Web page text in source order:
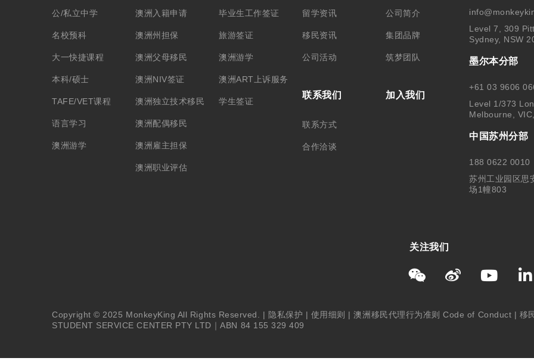
公/私立中学
名校预科
大一快捷课程
本科/硕士
TAFE/VET课程
语言学习
澳洲游学
澳洲入籍申请
澳洲州担保
澳洲父母移民
澳洲NIV签证
澳洲独立技术移民
澳洲配偶移民
澳洲雇主担保
澳洲职业评估
毕业生工作签证
旅游签证
澳洲游学
澳洲ART上诉服务
学生签证
留学资讯
移民资讯
公司活动
联系我们
联系方式
合作洽谈
公司简介
集团品牌
筑梦团队
加入我们
Level 7, 309
Sydney, NSW
墨尔本分部
+61 03 9606
Level 1/373
Melbourne,
中国苏州分部
188 0622 0010
苏州工业园区思
场1幢803
关注我们
Copyright © 2025 MonkeyKing All Rights Reserved. | 隐私保护 | 使用细则 |澳洲移民代理行为准则 Code of Conduct | 移
STUDENT SERVICE CENTER PTY LTD｜ABN 84 155 329 409